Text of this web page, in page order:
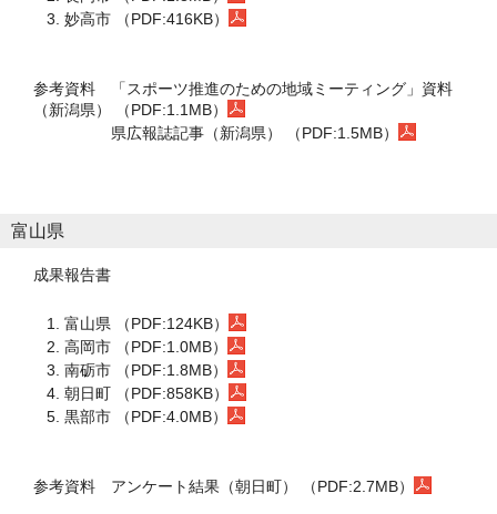
妙高市 （PDF:416KB）
参考資料
「スポーツ推進のための地域ミーティング」資料
（新潟県） （PDF:1.1MB）
県広報誌記事（新潟県） （PDF:1.5MB）
富山県
成果報告書
富山県 （PDF:124KB）
高岡市 （PDF:1.0MB）
南砺市 （PDF:1.8MB）
朝日町 （PDF:858KB）
黒部市 （PDF:4.0MB）
参考資料 アンケート結果（朝日町） （PDF:2.7MB）